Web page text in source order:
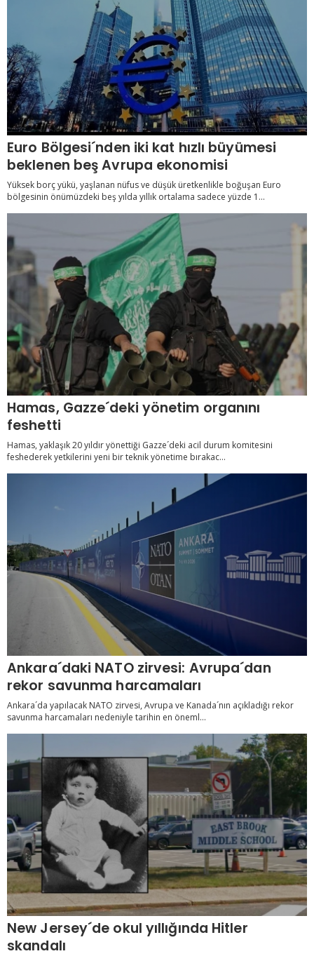
Euro Bölgesi´nden iki kat hızlı büyümesi
beklenen beş Avrupa ekonomisi
Yüksek borç yükü, yaşlanan nüfus ve düşük üretkenlikle boğuşan Euro
bölgesinin önümüzdeki beş yılda yıllık ortalama sadece yüzde 1...
Hamas, Gazze´deki yönetim organını
feshetti
Hamas, yaklaşık 20 yıldır yönettiği Gazze´deki acil durum komitesini
feshederek yetkilerini yeni bir teknik yönetime bırakac...
Ankara´daki NATO zirvesi: Avrupa´dan
rekor savunma harcamaları
Ankara´da yapılacak NATO zirvesi, Avrupa ve Kanada´nın açıkladığı rekor
savunma harcamaları nedeniyle tarihin en öneml...
New Jersey´de okul yıllığında Hitler
skandalı